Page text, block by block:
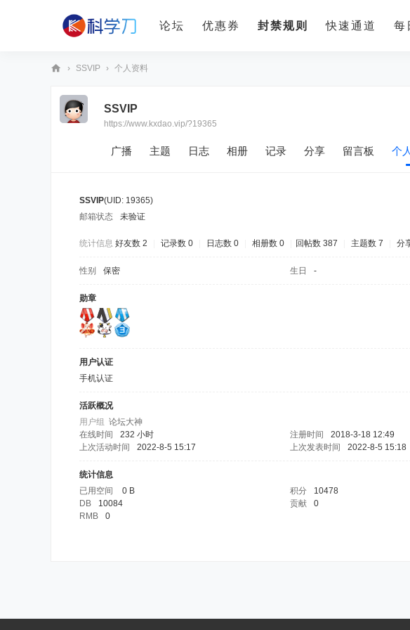
论坛 优惠券 封禁规则 快速通道 每
› SSVIP › 个人资料
SSVIP
https://www.kxdao.vip/?19365
广播 主题 日志 相册 记录 分享 留言板 个
SSVIP(UID: 19365)
邮箱状态
未验证
统计信息 好友数 2 记录数 0 日志数 0 相册数 0 回帖数 387 主题数 7 分
性别 保密 生日 -
勋章
用户认证
手机认证
活跃概况
用户组 论坛大神
在线时间
232 小时 注册时间 2018-3-18 12:49
上次活动时间
2022-8-5 15:17 上次发表时间 2022-8-5 15:18
统计信息
已用空间
0 B 积分 10478
DB
10084 贡献 0
RMB
0